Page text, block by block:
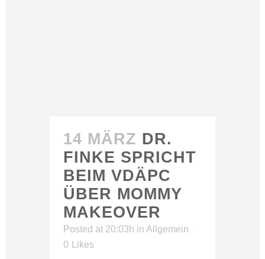
14 MÄRZ DR.
FINKE SPRICHT
BEIM VDÄPC
ÜBER MOMMY
MAKEOVER
Posted at 20:03h in Allgemein
0 Likes